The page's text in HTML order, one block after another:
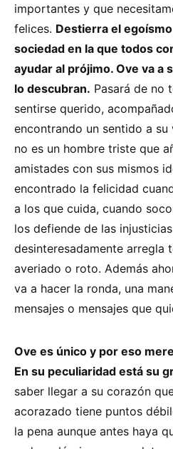
importantes y que
felices. Destierra el
sociedad en la que todos
ayudar al prójimo. Ove va a
lo descubran. Pasará de no
sentirse querido,
encontrando un sentido a su
no es un hombre triste que
amistades con sus mismos
encontrado la felicidad
a los que cuida, cuando
los defiende de las
desinteresadamente arregla
averiado o roto. Además
va a hacer la ronda, una
mensajes o mensajes que
Ove es único y por eso
En su peculiaridad está su
saber llegar a su corazón
acorazado tiene puntos
la pena aunque antes haya